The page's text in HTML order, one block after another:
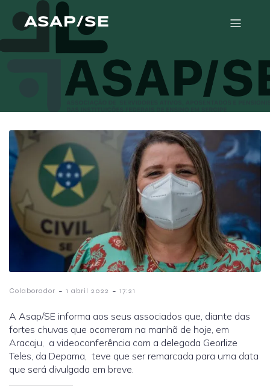
ASAP/SE
Colaborador - 1 abril 2022 - 17:21
A Asap/SE informa aos seus associados que, diante das
fortes chuvas que ocorreram na manhã de hoje, em
Aracaju, a videoconferência com a delegada Georlize
Teles, da Depama, teve que ser remarcada para uma data
que será divulgada em breve.